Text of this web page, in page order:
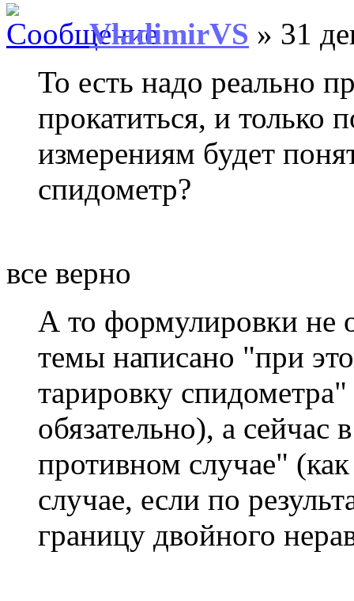
VladimirVS » 31
То есть надо реально
прокатиться, и только
измерениям будет
спидометр?
все верно
А то формулировки не
темы написано "при
тарировку спидометра"
обязательно), а сейчас
противном случае"
случае, если по
границу двойного